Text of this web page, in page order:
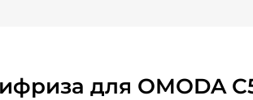
для OMODA